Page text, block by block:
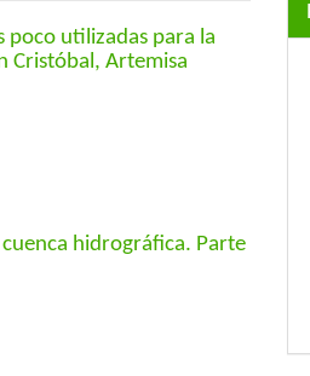
poco utilizadas para la
Cristóbal, Artemisa
hidrográfica. Parte